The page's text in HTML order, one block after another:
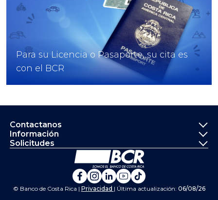
Para su Licencia o Pasaporte, su cita es
con el BCR
Contactanos
Información
Solicitudes
Ir a la página principal del Banco de
© Banco de Costa Rica | Privacidad | Última actualización: 06/08/26
Banco de Costa Rica en
Banco de Costa Rica
Banco de Costa Rica
Banco de Costa
Banco de